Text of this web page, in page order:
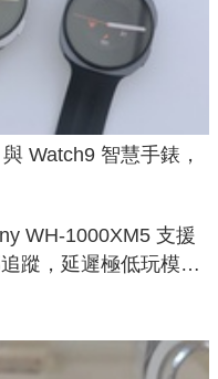
Watch9 智慧手錶，
WH-1000XM5 支援
蹤，延遲極低玩模擬